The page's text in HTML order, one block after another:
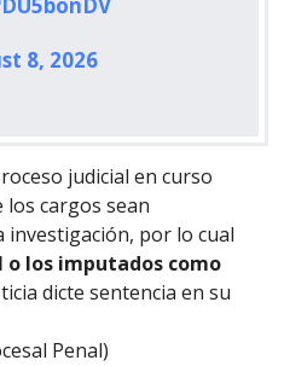
8, 2026
judicial en curso
los cargos sean
investigación, por lo cual
o los imputados como
dicte sentencia en su
Penal)